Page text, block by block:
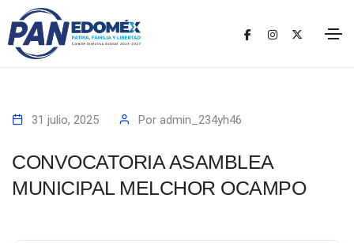
31 julio, 2025 Por admin_234yh46
CONVOCATORIA ASAMBLEA
MUNICIPAL MELCHOR OCAMPO